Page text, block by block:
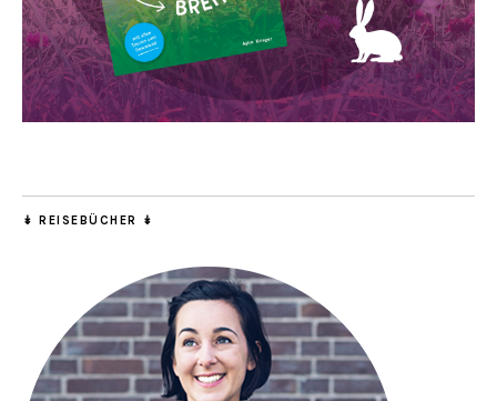
↡ REISEBÜCHER ↡